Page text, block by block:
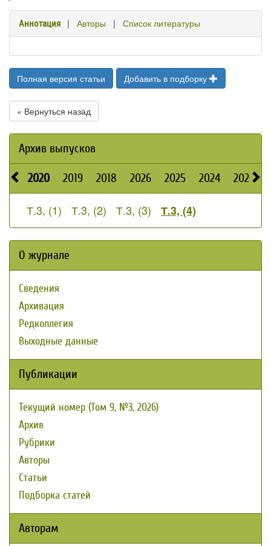
Аннотация | Авторы | Список литературы
Полная версия статьи Добавить в подборку
« Вернуться назад
Архив выпусков
2020 2019 2018 2026 2025 2024 2023
Т.3, (1) Т.3, (2) Т.3, (3) Т.3, (4)
О журнале
Сведения
Архивация
Редколлегия
Выходные данные
Публикации
Текущий номер (Том 9, №3, 2026)
Архив
Рубрики
Авторы
Статьи
Подборка статей
Авторам